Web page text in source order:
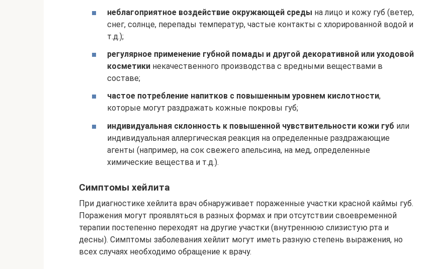
неблагоприятное воздействие окружающей среды на лицо и кожу губ (ветер,
снег, солнце, перепады температур, частые контакты с хлорированной водой и
т.д.);
регулярное применение губной помады и другой декоративной или уходовой
косметики некачественного производства с вредными веществами в
составе;
частое потребление напитков с повышенным уровнем кислотности,
которые могут раздражать кожные покровы губ;
индивидуальная склонность к повышенной чувствительности кожи губ или
индивидуальная аллергическая реакция на определенные раздражающие
агенты (например, на сок свежего апельсина, на мед, определенные
химические вещества и т.д.).
Симптомы хейлита
При диагностике хейлита врач обнаруживает пораженные участки красной каймы губ.
Поражения могут проявляться в разных формах и при отсутствии своевременной
терапии постепенно переходят на другие участки (внутреннюю слизистую рта и
десны). Симптомы заболевания хейлит могут иметь разную степень выражения, но
всех случаях необходимо обращение к врачу.